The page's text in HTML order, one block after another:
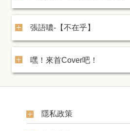
張語噥-【不在乎】
嘿！來首Cover吧！
隱私政策